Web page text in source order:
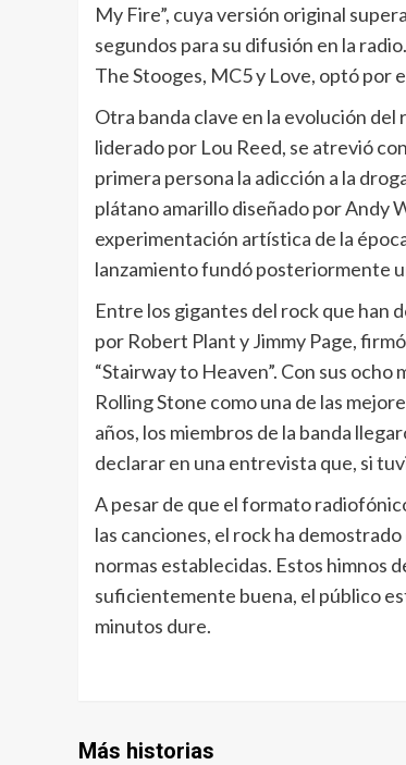
My Fire”, cuya versión original
segundos para su difusión en la
The Stooges, MC5 y Love, optó por
Otra banda clave en la evolución
liderado por Lou Reed, se atrevió
primera persona la adicción a la
plátano amarillo diseñado por Andy
experimentación artística de la
lanzamiento fundó posteriormente
Entre los gigantes del rock que han
por Robert Plant y Jimmy Page,
“Stairway to Heaven”. Con sus
Rolling Stone como una de las
años, los miembros de la banda
declarar en una entrevista que, si
A pesar de que el formato
las canciones, el rock ha
normas establecidas. Estos himnos
suficientemente buena, el público
minutos dure.
Más historias